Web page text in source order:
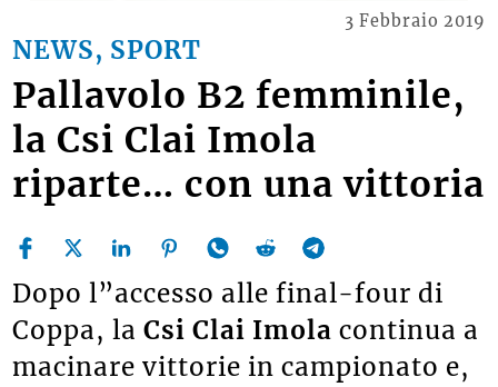
NEWS, SPORT
3 Febbraio 2019
Pallavolo B2 femminile,
la Csi Clai Imola
riparte… con una vittoria
Dopo l”accesso alle final-four di
Coppa, laCsi Clai Imola continua a
macinare vittorie in campionato e,